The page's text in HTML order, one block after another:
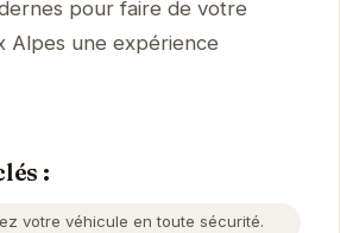
pour faire de votre
Alpes une expérience
:
votre véhicule en toute sécurité.